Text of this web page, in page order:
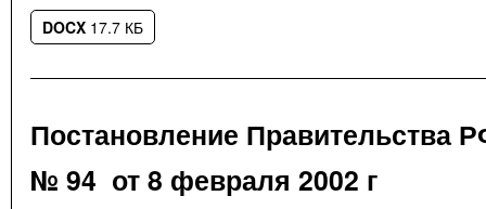
DOCX 17.7 КБ
Постановление Правительства
№ 94 от 8 февраля 2002 г